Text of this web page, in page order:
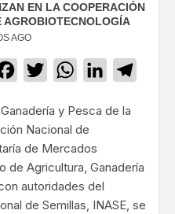
EN LA COOPERACIÓN
AGROBIOTECNOLOGÍA
AGO
Facebook
TwitterWhatsApp
LinkedIn
y Pesca de la
Nacional de
de Mercados
de Agricultura, Ganadería
autoridades del
de Semillas, INASE, se